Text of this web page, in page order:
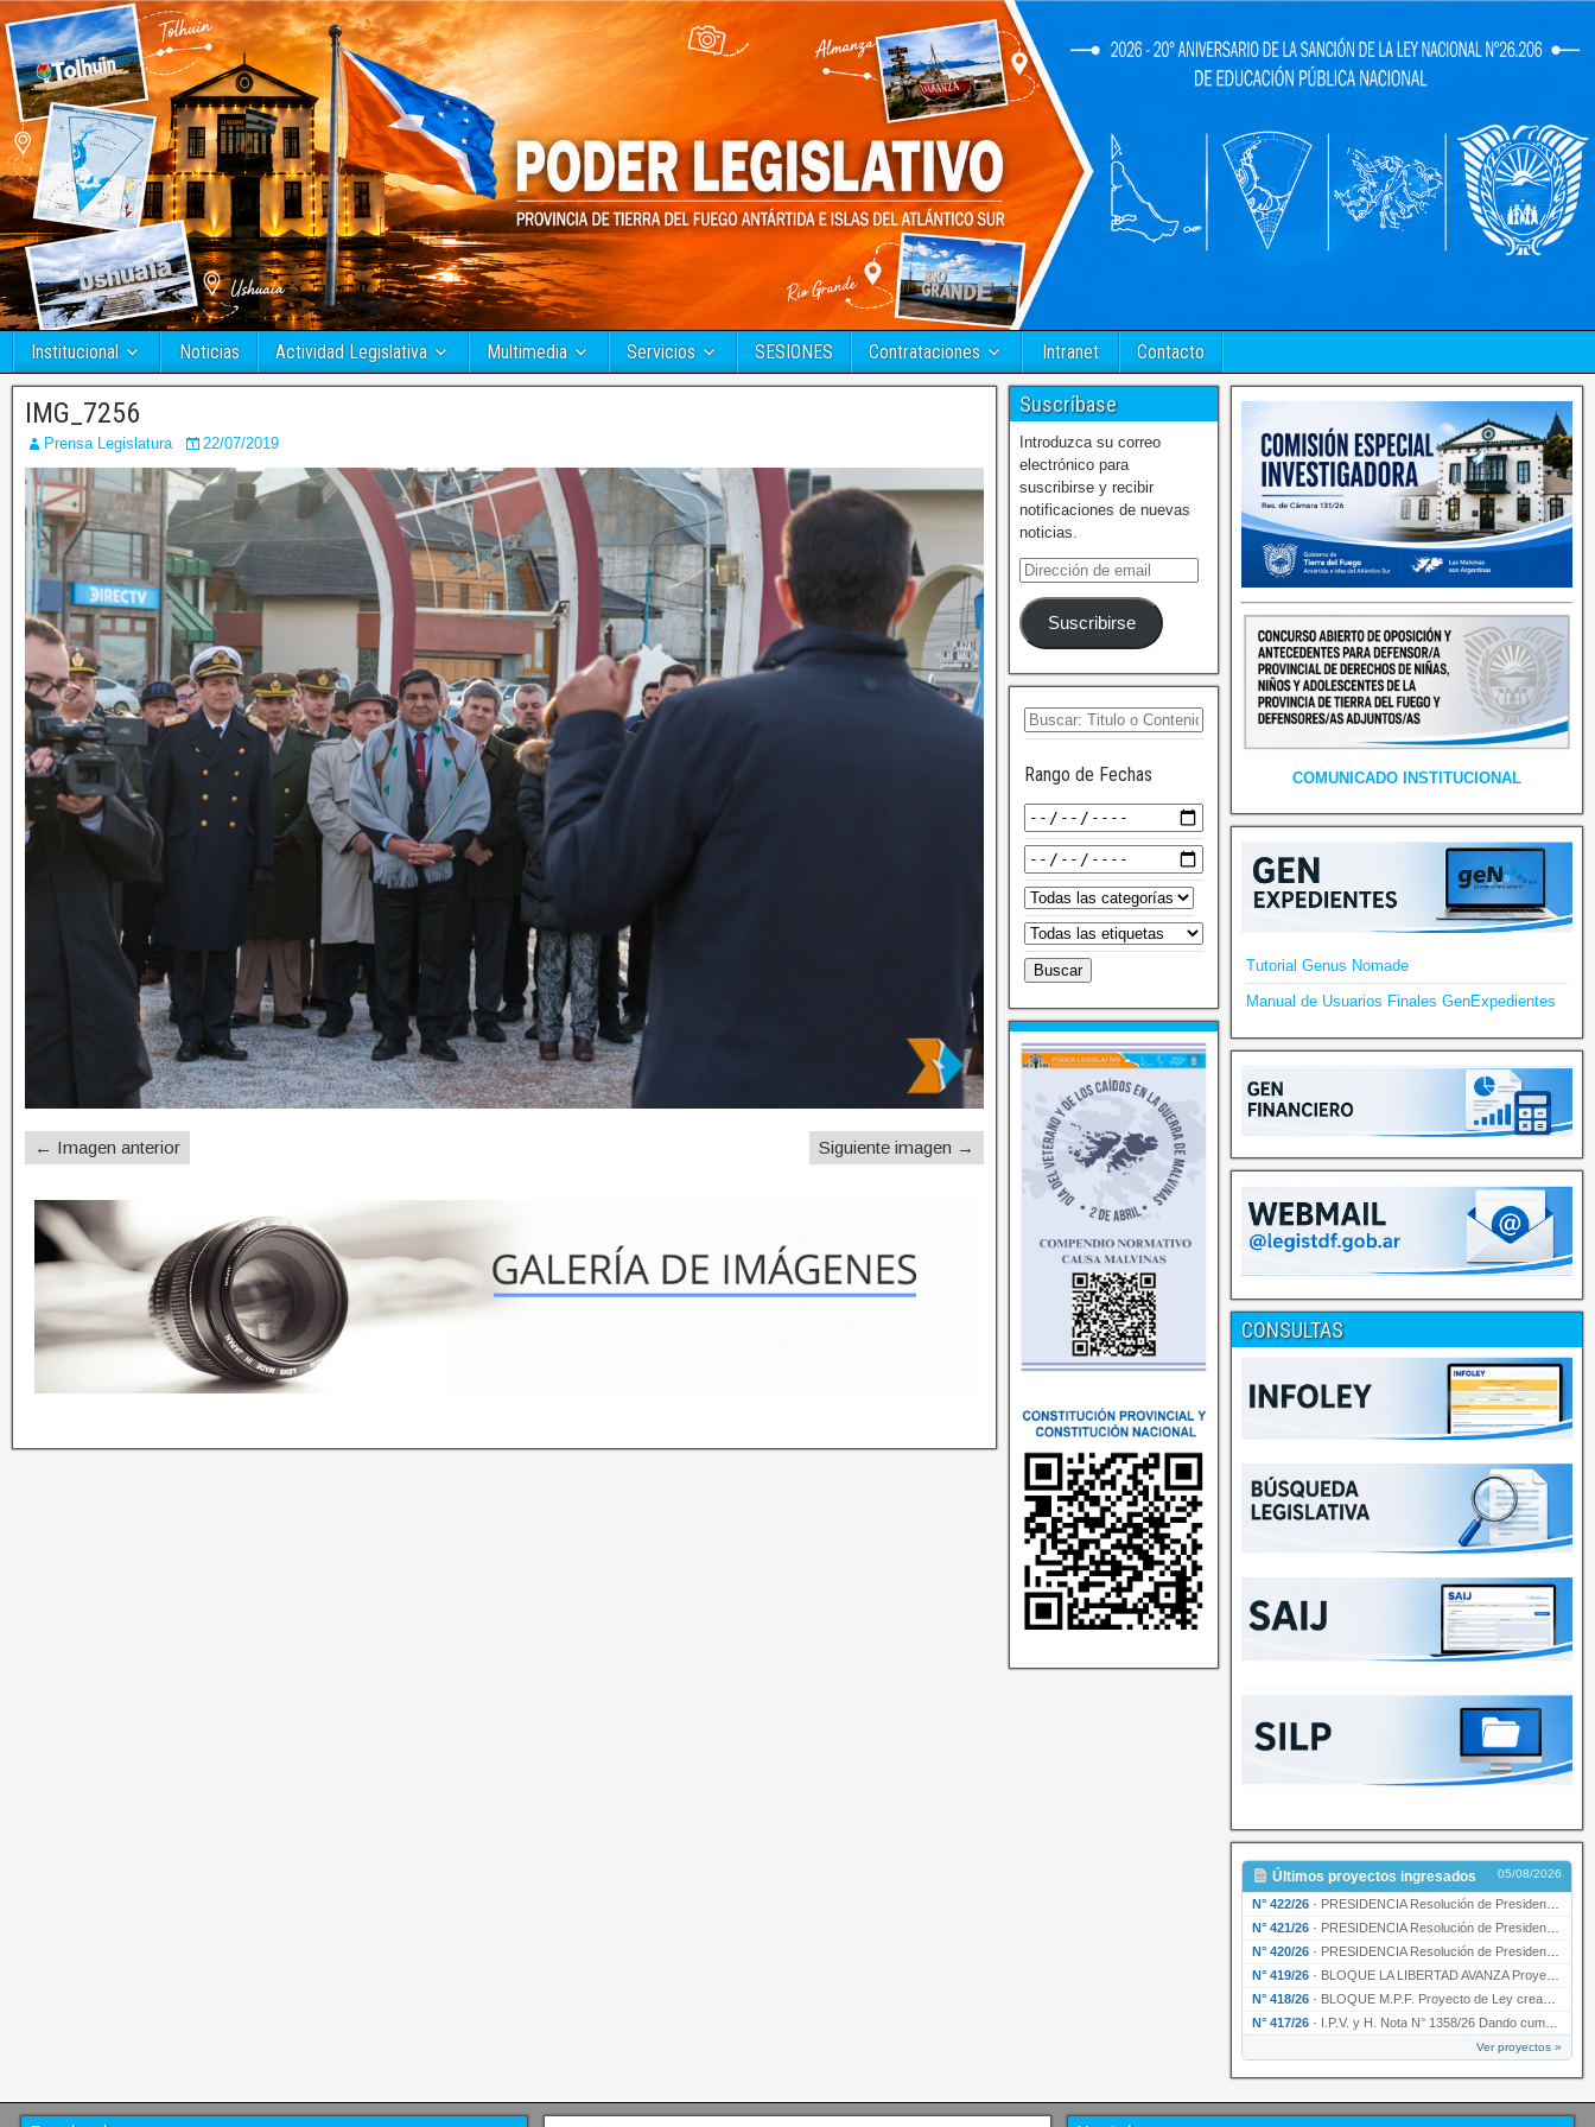
Institucional Noticias Actividad Legislativa Multimedia Servicios SESIONES Contrataciones Intranet Contacto
IMG_7256
Prensa Legislatura 22/07/2019
← Imagen anterior Siguiente imagen →
Suscríbase
Introduzca su correo
electrónico para
suscribirse y recibir
notificaciones de nuevas
noticias.
Suscribirse
Rango de Fechas COMUNICADO INSTITUCIONAL
Tutorial Genus Nomade
Manual de Usuarios Finales GenExpedientes
CONSULTAS
Últimos proyectos ingresados 05/08/2026
N° 422/26 · PRESIDENCIA Resolución de Presidencia N° 200/26 para su ratificación.
N° 421/26 · PRESIDENCIA Resolución de Presidencia N° 199/26 para su ratificación.
N° 420/26 · PRESIDENCIA Resolución de Presidencia N° 198/26 para su ratificación.
N° 419/26 · BLOQUE LA LIBERTAD AVANZA Proyecto de Ley declarando la esencialidad del servicio educativ…
N° 418/26 · BLOQUE M.P.F. Proyecto de Ley creando el Ente Único Regulador de servicios públicos de la …
N° 417/26 · I.P.V. y H. Nota N° 1358/26 Dando cumplimiento al artículo 29 de la Ley provincial N° 1399…
Ver proyectos »